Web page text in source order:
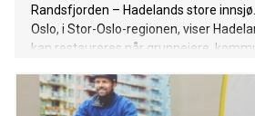
Randsfjorden – Hadelands store
Oslo, i Stor-Oslo-regionen, viser
kan restaureres når grunneiere,
og åpner elver, får vi ikke bare renere
også barn og unge tilgang til